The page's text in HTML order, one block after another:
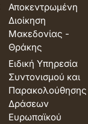
Αποκεντρωμένη
Διοίκηση
Μακεδονίας -
Θράκης
Ειδική Υπηρεσία
Συντονισμού και
Παρακολούθησης
Δράσεων
Ευρωπαϊκού